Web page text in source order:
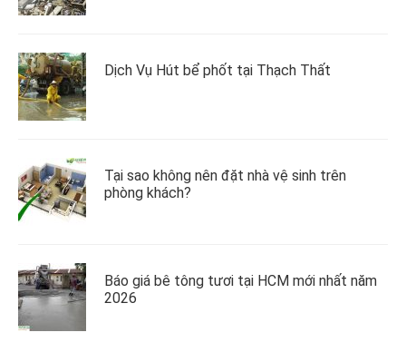
Dịch Vụ Hút bể phốt tại Thạch Thất
Tại sao không nên đặt nhà vệ sinh trên
phòng khách?
Báo giá bê tông tươi tại HCM mới nhất năm
2026